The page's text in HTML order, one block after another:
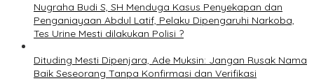
Nugraha Budi S, SH Menduga Kasus Penyekapan dan
Penganiayaan Abdul Latif, Pelaku Dipengaruhi Narkoba,
Tes Urine Mesti dilakukan Polisi ?
Dituding Mesti Dipenjara, Ade Muksin: Jangan Rusak Nama
Baik Seseorang Tanpa Konfirmasi dan Verifikasi